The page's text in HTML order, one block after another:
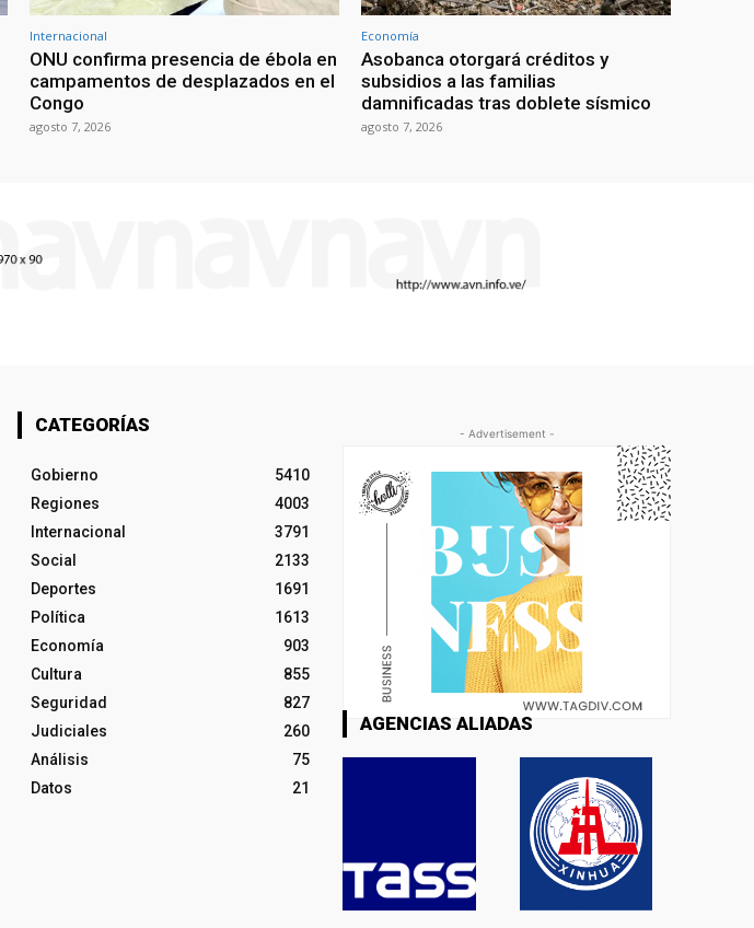
Internacional
ONU confirma presencia de ébola en
campamentos de desplazados en el
Congo
agosto 7, 2026
Economía
Asobanca otorgará créditos y
subsidios a las familias
damnificadas tras doblete sísmico
agosto 7, 2026
CATEGORÍAS
Gobierno
5410
Regiones
4003
Internacional
3791
Social
2133
Deportes
1691
Política
1613
Economía
903
Cultura
855
Seguridad
827
Judiciales
260
Análisis
75
Datos
21
- Advertisement -
AGENCIAS ALIADAS